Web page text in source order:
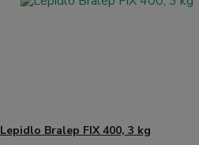
Lepidlo Bralep FIX 400, 3 kg